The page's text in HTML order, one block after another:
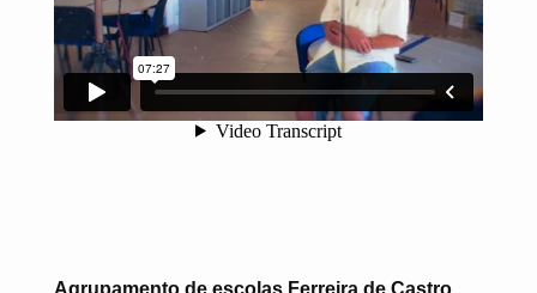
Agrupamento de escolas Ferreira de Castro